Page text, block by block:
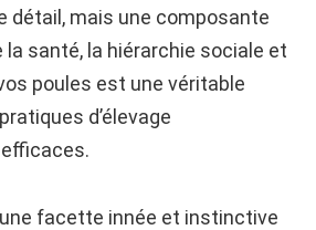
détail, mais une composante
santé, la hiérarchie sociale et
poules est une véritable
d’élevage
facette innée et instinctive